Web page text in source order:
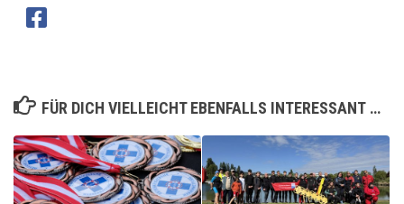
FÜR DICH VIELLEICHT EBENFALLS INTERESSANT …